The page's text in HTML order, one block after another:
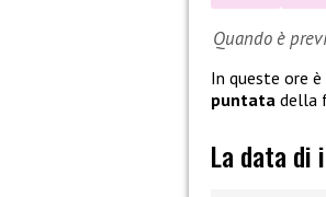
Quando è
In queste ore
puntata della
La data di